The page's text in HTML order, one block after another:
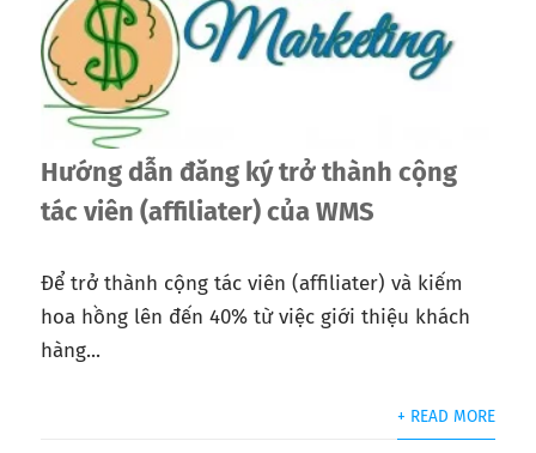
Hướng dẫn đăng ký trở thành cộng
tác viên (affiliater) của WMS
Để trở thành cộng tác viên (affiliater) và kiếm
hoa hồng lên đến 40% từ việc giới thiệu khách
hàng...
+ READ MORE